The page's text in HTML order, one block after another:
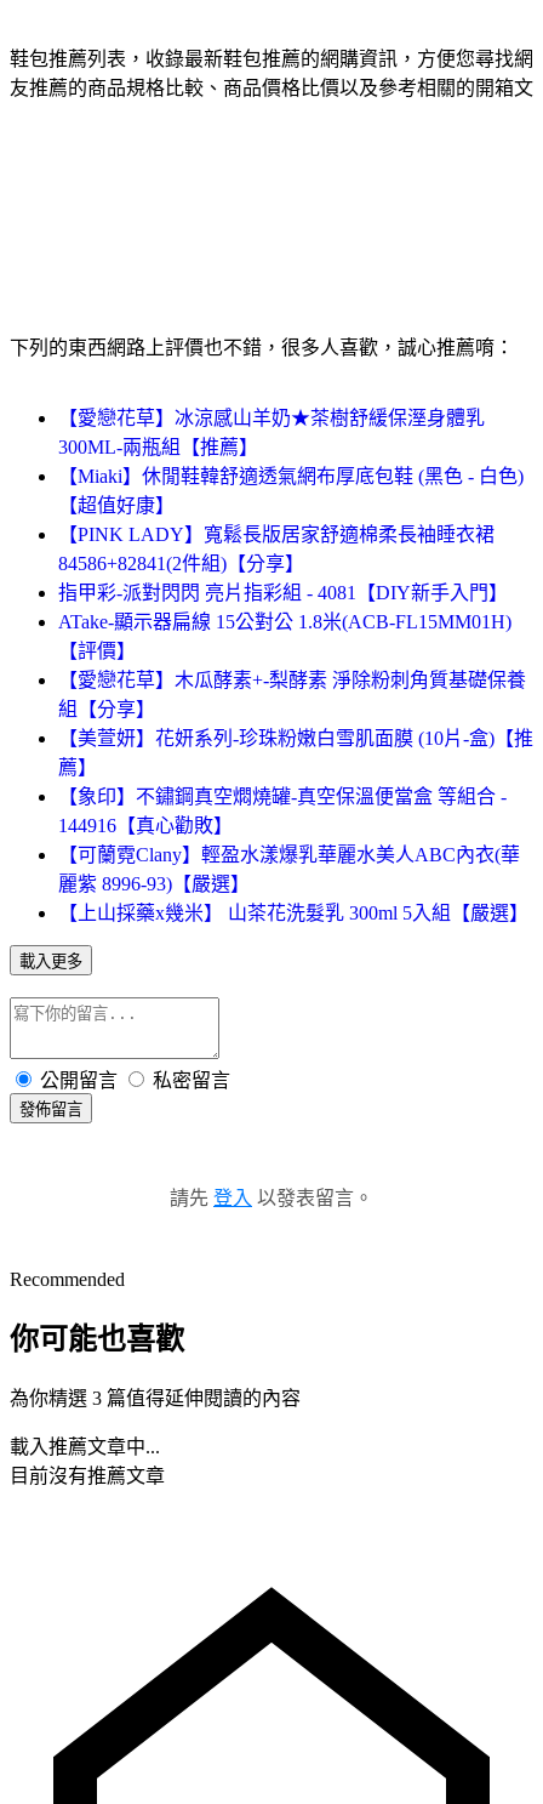
鞋包推薦列表，收錄最新鞋包推薦的網購資訊，方便您尋找網
友推薦的商品規格比較、商品價格比價以及參考相關的開箱文
下列的東西網路上評價也不錯，很多人喜歡，誠心推薦唷：
【愛戀花草】冰涼感山羊奶★茶樹舒緩保溼身體乳
300ML-兩瓶組【推薦】
【Miaki】休閒鞋韓舒適透氣網布厚底包鞋 (黑色 - 白色)
【超值好康】
【PINK LADY】寬鬆長版居家舒適棉柔長袖睡衣裙
84586+82841(2件組)【分享】
指甲彩-派對閃閃 亮片指彩組 - 4081【DIY新手入門】
ATake-顯示器扁線 15公對公 1.8米(ACB-FL15MM01H)
【評價】
【愛戀花草】木瓜酵素+-梨酵素 淨除粉刺角質基礎保養
組【分享】
【美萱妍】花妍系列-珍珠粉嫩白雪肌面膜 (10片-盒)【推
薦】
【象印】不鏽鋼真空燜燒罐-真空保溫便當盒 等組合 -
144916【真心勸敗】
【可蘭霓Clany】輕盈水漾爆乳華麗水美人ABC內衣(華
麗紫 8996-93)【嚴選】
【上山採藥x幾米】 山茶花洗髮乳 300ml 5入組【嚴選】
載入更多
公開留言 私密留言
發佈留言
請先 登入 以發表留言。
Recommended
你可能也喜歡
為你精選 3 篇值得延伸閱讀的內容
載入推薦文章中...
目前沒有推薦文章